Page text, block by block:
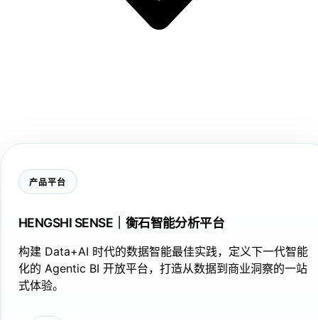
产品平台
HENGSHI SENSE｜衡石智能分析平台
构建 Data+AI 时代的数据智能最佳实践，定义下一代智能
化的 Agentic BI 开放平台，打造从数据到商业洞察的一站
式体验。